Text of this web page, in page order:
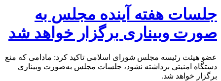
جلسات هفته آینده مجلس به
صورت وبیناری برگزار خواهد شد
عضو هیئت رئیسه مجلس شورای اسلامی تاکید کرد: مادامی که منع
دستگاه امنیتی برداشته نشود، جلسات مجلس به‌صورت وبیناری
برگزار خواهد شد.